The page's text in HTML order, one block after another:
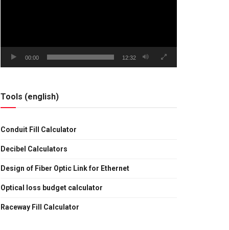
00:00 12:32
Tools (english)
Conduit Fill Calculator
Decibel Calculators
Design of Fiber Optic Link for Ethernet
Optical loss budget calculator
Raceway Fill Calculator